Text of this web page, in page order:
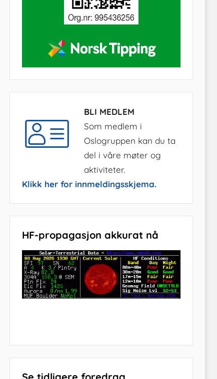
BLI MEDLEM
Som medlem i
Oslogruppen kan du ta
del i våre møter og
aktiviteter.
Klikk her for innmeldingsskjema.
HF-propagasjon akkurat nå